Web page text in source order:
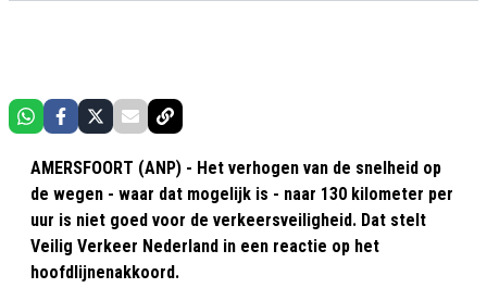
AMERSFOORT (ANP) - Het verhogen van de snelheid op
de wegen - waar dat mogelijk is - naar 130 kilometer per
uur is niet goed voor de verkeersveiligheid. Dat stelt
Veilig Verkeer Nederland in een reactie op het
hoofdlijnenakkoord.